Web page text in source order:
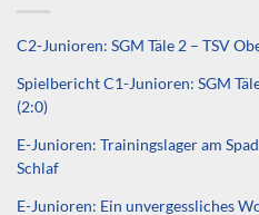
C2-Junioren: SGM Täle 2 – TSV
Spielbericht C1-Junioren: SGM
(2:0)
E-Junioren: Trainingslager am
Schlaf
E-Junioren: Ein unvergessliches